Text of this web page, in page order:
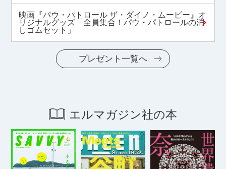
映画『パウ・パトロール ザ・ダイノ・ムービー』オ
リジナルグッズ「全員集合！パウ・パトロールの消
しゴムセット」
プレゼント一覧へ
エルマガジン社の本